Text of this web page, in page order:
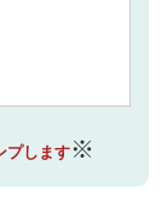
プします※